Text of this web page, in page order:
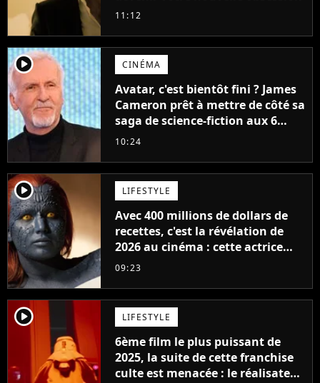
11:12
player2 CINÉMA
Avatar, c'est bientôt fini ? James
Cameron prêt à mettre de côté sa
saga de science-fiction aux 6
milliards de recettes
10:24
player2 LIFESTYLE
Avec 400 millions de dollars de
recettes, c'est la révélation de
2026 au cinéma : cette actrice
adorée prête à remplacer
09:23
player2 LIFESTYLE
6ème film le plus puissant de
2025, la suite de cette franchise
culte est menacée : le réalisateur